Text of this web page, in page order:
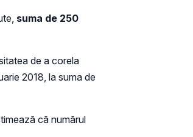
suma de 250
de a corela
2018, la suma de
că numărul